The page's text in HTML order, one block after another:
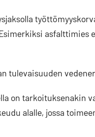
asfalttimies
tulevaisuuden
on tarkoituksenakin
alalle, jossa